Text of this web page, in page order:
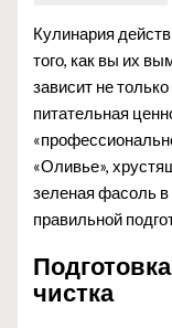
Кулинария
того, как вы их
зависит не
питательная
«Оливье»,
зеленая фасоль в
правильной
чистка